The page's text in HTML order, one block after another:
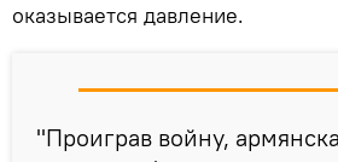
оказывается давление.
"Проиграв войну,